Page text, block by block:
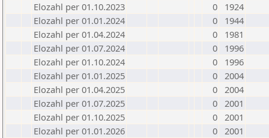
Elozahl per 01.10.2023
0
1924
Elozahl per 01.01.2024
0
1944
Elozahl per 01.04.2024
0
1981
Elozahl per 01.07.2024
0
1996
Elozahl per 01.10.2024
0
1996
Elozahl per 01.01.2025
0 2004
Elozahl per 01.04.2025
0 2004
Elozahl per 01.07.2025
0 2001
Elozahl per 01.10.2025
0 2001
Elozahl per 01.01.2026
0 2001